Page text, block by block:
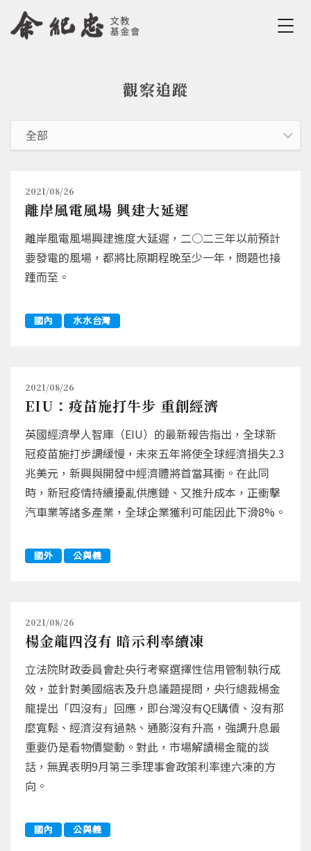
Jump to Navigation
Jump to Main content
觀察追蹤
2021/08/26
離岸風電風場 興建大延遲
離岸風電風場興建進度大延遲，二○二三年以前預計
要發電的風場，都將比原期程晚至少一年，問題也接
踵而至。
國內 水水台灣
2021/08/26
EIU：疫苗施打牛步 重創經濟
英國經濟學人智庫（EIU）的最新報告指出，全球新
冠疫苗施打步調緩慢，未來五年將使全球經濟損失2.3
兆美元，新興與開發中經濟體將首當其衝。在此同
時，新冠疫情持續擾亂供應鏈、又推升成本，正衝擊
汽車業等諸多產業，全球企業獲利可能因此下滑8%。
國外 公與義
2021/08/26
楊金龍四沒有 暗示利率續凍
立法院財政委員會赴央行考察選擇性信用管制執行成
效，並針對美國縮表及升息議題提問，央行總裁楊金
龍提出「四沒有」回應，即台灣沒有QE購債、沒有那
麼寬鬆、經濟沒有過熱、通膨沒有升高，強調升息最
重要仍是看物價變動。對此，市場解讀楊金龍的談
話，無異表明9月第三季理事會政策利率連六凍的方
向。
國內 公與義